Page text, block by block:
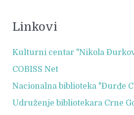
Linkovi
Kulturni centar "Nikola
COBISS Net
Nacionalna biblioteka "Đurđe
Udruženje bibliotekara Crne